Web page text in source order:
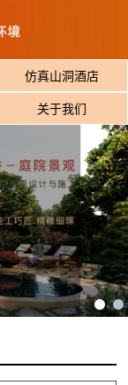
仿真山洞酒店
关于我们